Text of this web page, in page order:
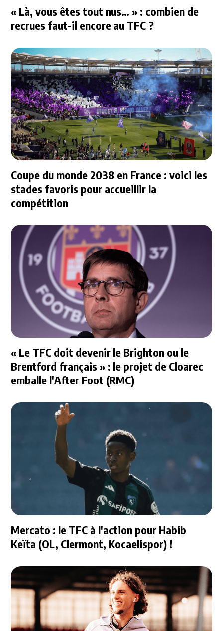
« Là, vous êtes tout nus… » : combien de
recrues faut-il encore au TFC ?
Coupe du monde 2038 en France : voici les
stades favoris pour accueillir la
compétition
« Le TFC doit devenir le Brighton ou le
Brentford français » : le projet de Cloarec
emballe l'After Foot (RMC)
Mercato : le TFC à l'action pour Habib
Keïta (OL, Clermont, Kocaelispor) !